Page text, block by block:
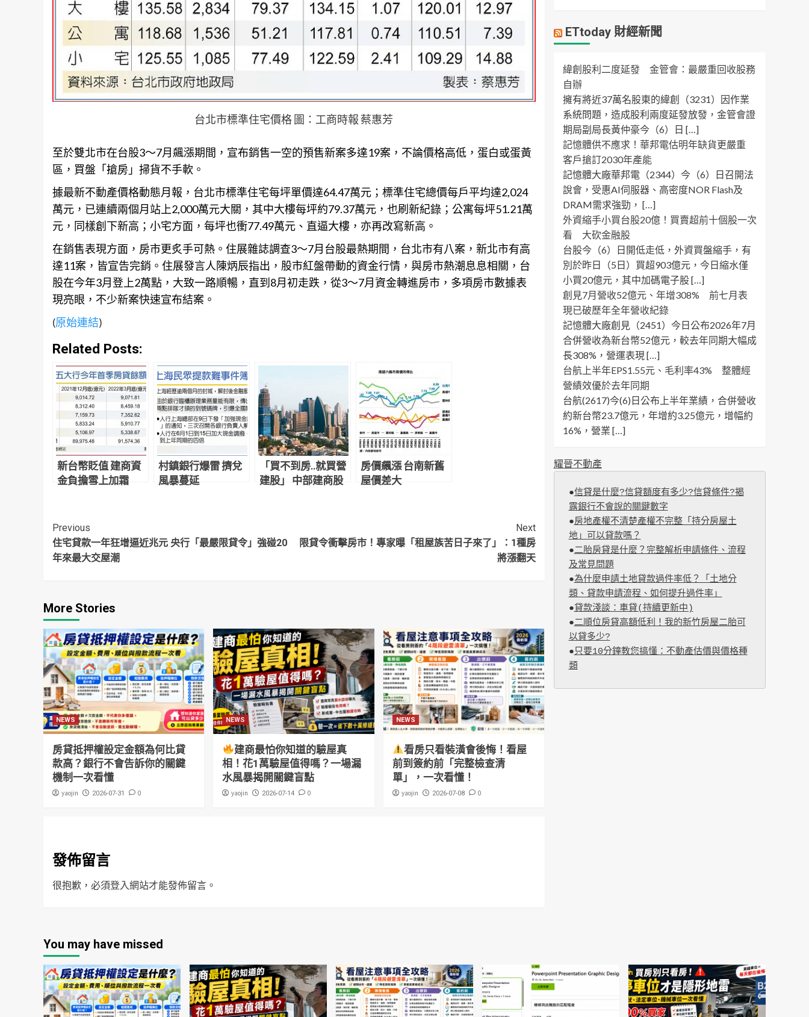
台北市標準住宅價格 圖：工商時報 蔡惠芳
至於雙北市在台股3～7月飆漲期間，宣布銷售一空的預售新案多達19案，不論價格高低，蛋白或蛋黃
區，買盤「搶房」掃貨不手軟。
據最新不動產價格動態月報，台北市標準住宅每坪單價達64.47萬元；標準住宅總價每戶平均達2,024
萬元，已連續兩個月站上2,000萬元大關，其中大樓每坪約79.37萬元，也刷新紀錄；公寓每坪51.21萬
元，同樣創下新高；小宅方面，每坪也衝77.49萬元、直逼大樓，亦再改寫新高。
在銷售表現方面，房市更炙手可熱。住展雜誌調查3～7月台股最熱期間，台北市有八案，新北市有高
達11案，皆宣告完銷。住展發言人陳炳辰指出，股市紅盤帶動的資金行情，與房市熱潮息息相關 ，台
股在今年3月登上2萬點，大致一路順暢，直到8月初走跌，從3～7月資金轉進房市，多項房市數據表
現亮眼，不少新案快速宣布結案。
(原始連結)
Related Posts:
新台幣貶值 建商資
金負擔雪上加霜
村鎮銀行爆雷 擠兌
風暴蔓延
「買不到房..就買營
建股」 中部建商股
房價飆漲 台南新舊
屋價差大
Continue
Reading
Previous
住宅貸款一年狂增逼近兆元 央行「最嚴限貸令」強碰20
年來最大交屋潮
Next
限貸令衝擊房市！專家曝「租屋族苦日子來了」：1種房
將漲翻天
More Stories
NEWS
房貸抵押權設定金額為何比貸
款高？銀行不會告訴你的關鍵
機制一次看懂
yaojin 2026-07-31 0
NEWS
建商最怕你知道的驗屋真
相！花1萬驗屋值得嗎？一場漏
水風暴揭開關鍵盲點
yaojin 2026-07-14 0
NEWS
看房只看裝潢會後悔！看屋
前到簽約前「完整檢查清
單」，一次看懂！
yaojin 2026-07-08 0
發佈留言
很抱歉，必須登入 網站才能發佈留言。
ETtoday 財經新聞
緯創股利二度延發 金管會：最嚴重回收股務
自辦
擁有將近37萬名股東的緯創（3231）因作業
系統問題，造成股利兩度延發放發，金管會證
期局副局長黃仲豪今（6）日 […]
記憶體供不應求！華邦電估明年缺貨更嚴重
客戶搶訂2030年產能
記憶體大廠華邦電（2344）今（6）日召開法
說會，受惠AI伺服器、高密度NOR Flash及
DRAM需求強勁， […]
外資縮手小買台股20億！買賣超前十個股一次
看 大砍金融股
台股今（6）日開低走低，外資買盤縮手，有
別於昨日（5日）買超903億元，今日縮水僅
小買20億元，其中加碼電子股 […]
創見7月營收52億元、年增308% 前七月表
現已破歷年全年營收紀錄
記憶體大廠創見（2451）今日公布2026年7月
合併營收為新台幣52億元，較去年同期大幅成
長308%，營運表現 […]
台航上半年EPS1.55元、毛利率43% 整體經
營績效優於去年同期
台航(2617)今(6)日公布上半年業績，合併營收
約新台幣23.7億元，年增約3.25億元，增幅約
16%，營業 […]
耀晉不動產
●信貸是什麼?信貸額度有多少?信貸條件?揭
露銀行不會說的關鍵數字
●房地產權不清楚產權不完整「持分房屋土
地」可以貸款嗎？
●二胎房貸是什麼？完整解析申請條件、流程
及常見問題
●為什麼申請土地貸款過件率低？「土地分
類、貸款申請流程、如何提升過件率」
●貸款淺談：車貸(持續更新中)
●二順位房貸高額低利！我的新竹房屋二胎可
以貸多少?
●只要10分鐘教您搞懂：不動產估價與價格種
類
You may have missed